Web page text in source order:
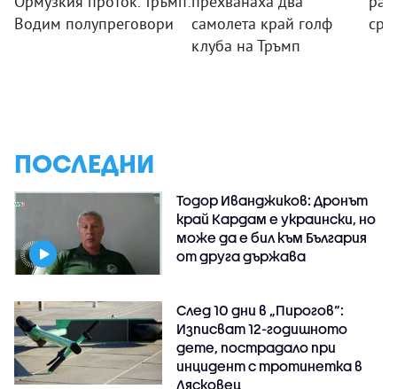
Водим полупреговори
самолета край голф
клуба на Тръмп
ПОСЛЕДНИ
Тодор Иванджиков: Дронът
край Кардам е украински, но
може да е бил към България
от друга държава
След 10 дни в „Пирогов“:
Изписват 12-годишното
дете, пострадало при
инцидент с тротинетка в
Лясковец